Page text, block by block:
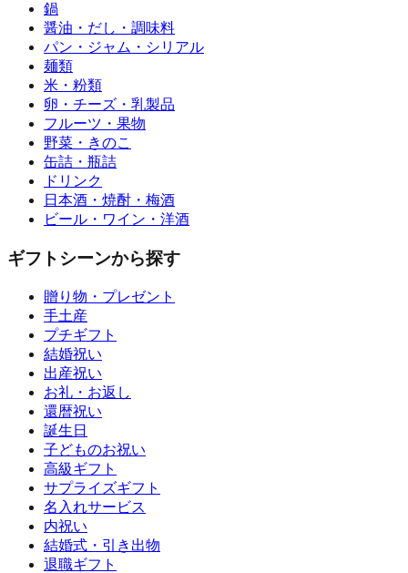
鍋
醤油・だし・調味料
パン・ジャム・シリアル
麺類
米・粉類
卵・チーズ・乳製品
フルーツ・果物
野菜・きのこ
缶詰・瓶詰
ドリンク
日本酒・焼酎・梅酒
ビール・ワイン・洋酒
ギフトシーンから探す
贈り物・プレゼント
手土産
プチギフト
結婚祝い
出産祝い
お礼・お返し
還暦祝い
誕生日
子どものお祝い
高級ギフト
サプライズギフト
名入れサービス
内祝い
結婚式・引き出物
退職ギフト